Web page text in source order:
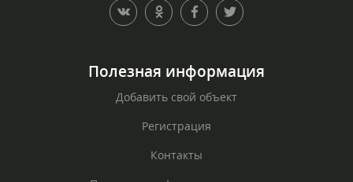
Полезная информация
Добавить свой объект
Регистрация
Контакты